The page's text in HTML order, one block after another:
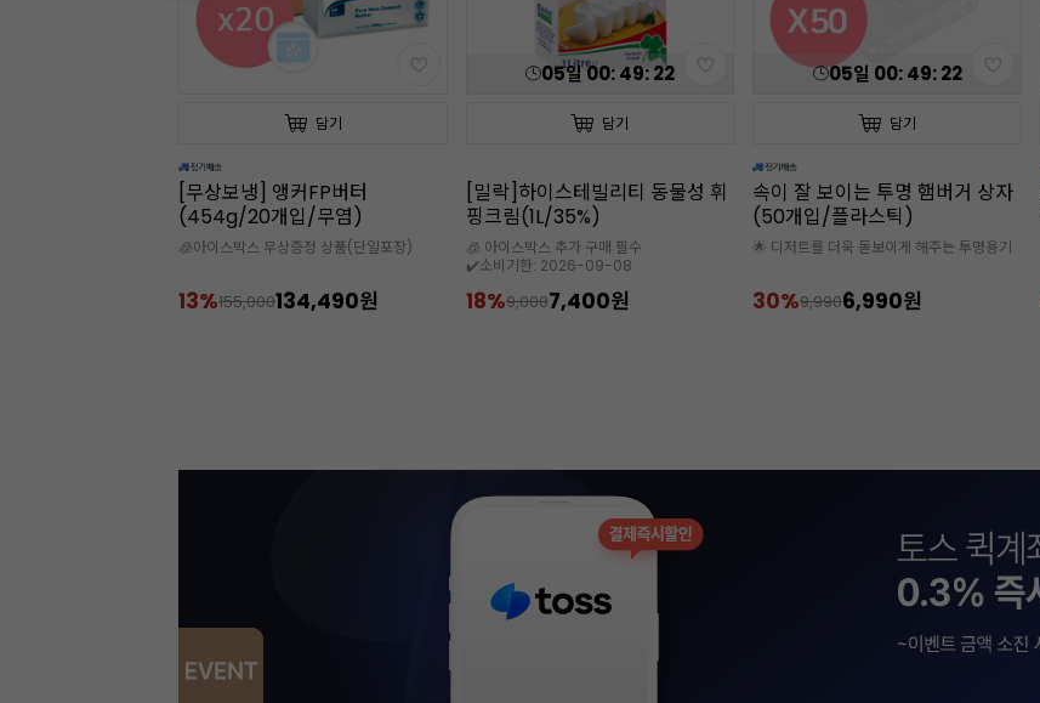
05
담기
[밀락]하이스테빌리티 동물성 휘
핑크림(1L/35%)
🧊 아이스박스 추가 구매 필수
18%9,0007,400원
05일00:49:20
담기
속이 잘 보이는 투명 햄버거 상자
(50개입/플라스틱)
🌟 디저트를 더욱 돋보이게 해주는 투명용기
30%9,9906,990원
05일 00:49:20
담기
펄프사각도시락(햄버거박스/크
라프트/약50개입)
46%11,0005,990원